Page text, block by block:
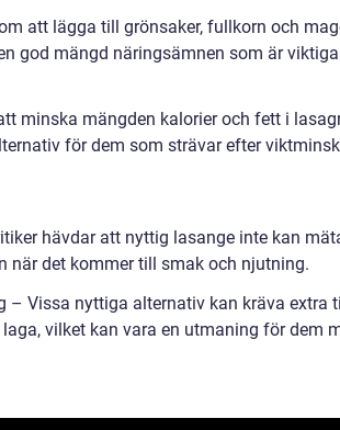
att lägga till grönsaker, fullkorn och
god mängd näringsämnen som är
minska mängden kalorier och fett i
för dem som strävar efter
hävdar att nyttig lasange inte kan
när det kommer till smak och njutning.
– Vissa nyttiga alternativ kan kräva extra
vilket kan vara en utmaning för dem